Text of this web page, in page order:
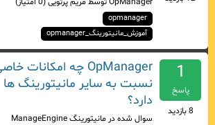
opmanager
آموزش_مانیتورینگ_opmanager
پاسخ
بازدید
OpManager چه امکانات خاصی
نسبت به سایر مانیتورینگ ها
دارد؟
سوال شدهدر
مانیتورینگ ManageEngine